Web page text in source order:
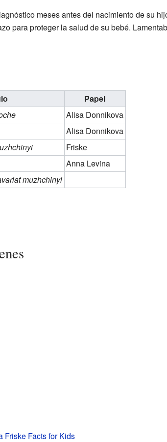
meses antes del nacimiento de su
para proteger la salud de su bebé.
Papel
Alisa Donnikova
Alisa Donnikova
Friske
Anna Levina
muzhchinyi
Friske Facts for Kids